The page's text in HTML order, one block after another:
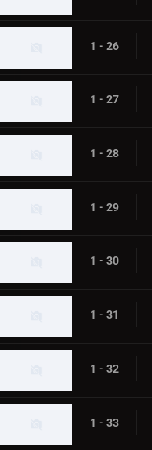
1 - 26
1 - 27
1 - 28
1 - 29
1 - 30
1 - 31
1 - 32
1 - 33